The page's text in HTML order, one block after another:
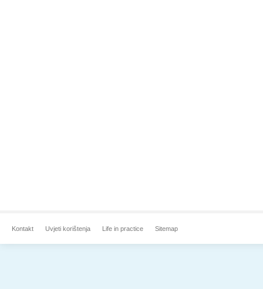
Kontakt Uvjeti korištenja Life in practice Sitemap